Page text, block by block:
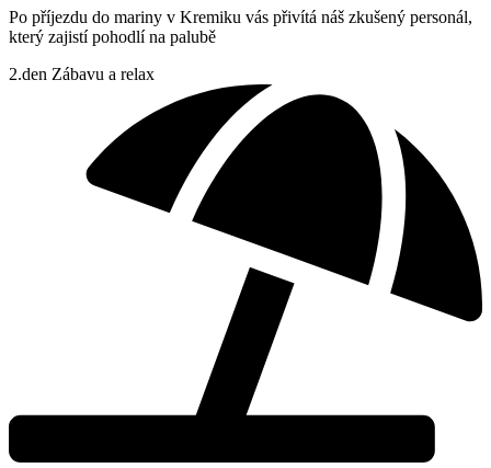
Po příjezdu do mariny v Kremiku vás přivítá náš zkušený personál,
který zajistí pohodlí na palubě
2.den Zábavu a relax